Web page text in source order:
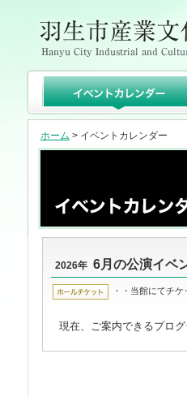
ホーム > イベントカレンダー
2026年 6月の公演イベ
・・当館にてチ
現在、ご案内できるプロ